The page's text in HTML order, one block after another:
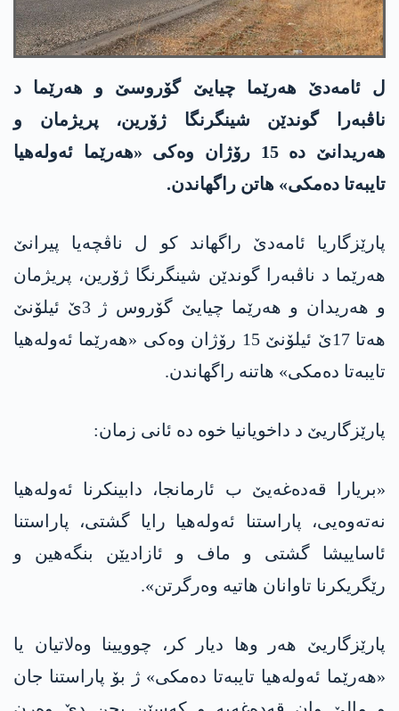
ل ئامەدێ هەرێما چیایێ گۆروسێ و هەرێما د
ناڤبەرا گوندێن شینگرنگا ژۆرین، پریژمان و
هەریدانێ دە 15 رۆژان وەکی «هەرێما ئەولەهیا
تایبەتا دەمکی» هاتن راگهاندن.
پارێزگاریا ئامەدێ راگهاند کو ل ناڤچەیا پیرانێ
هەرێما د ناڤبەرا گوندێن شینگرنگا ژۆرین، پریژمان
و هەریدان و هەرێما چیایێ گۆروس ژ 3ێ ئیلۆنێ
هەتا 17ێ ئیلۆنێ 15 رۆژان وەکی «هەرێما ئەولەهیا
تایبەتا دەمکی» هاتنە راگهاندن.
پارێزگاریێ د داخویانیا خوە دە ئانی زمان:
«بریارا قەدەغەیێ ب ئارمانجا، دابینکرنا ئەولەهیا
نەتەوەیی، پاراستنا ئەولەهیا رایا گشتی، پاراستنا
ئاساییشا گشتی و ماف و ئازادیێن بنگەهین و
رێگریکرنا تاوانان هاتیە وەرگرتن».
پارێزگاریێ هەر وها دیار کر، چوویینا وەلاتیان یا
«هەرێما ئەولەهیا تایبەتا دەمکی» ژ بۆ پاراستنا جان